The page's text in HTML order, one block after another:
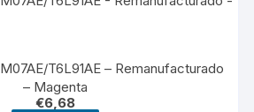
T6L91AE – Remanufacturado
– Magenta
€6,68